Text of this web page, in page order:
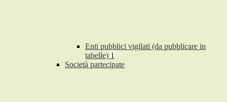
Enti pubblici vigilati (da pubblicare in
tabelle) 1
Società partecipate